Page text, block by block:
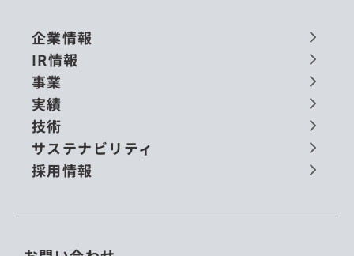
企業情報
IR情報
事業
実績
技術
サステナビリティ
採用情報